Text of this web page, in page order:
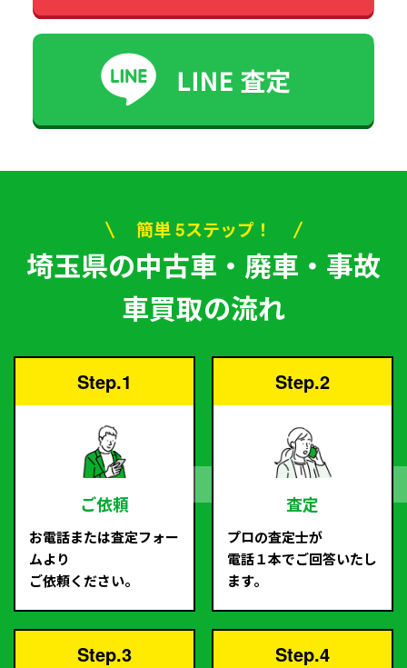
簡単 5ステップ！
埼玉県の中古車・廃車・事故
車買取の流れ
Step.1
ご依頼
お電話または査定フォー
ムより
ご依頼ください。
Step.2
査定
プロの査定士が
電話１本でご回答いたし
ます。
Step.3 Step.4